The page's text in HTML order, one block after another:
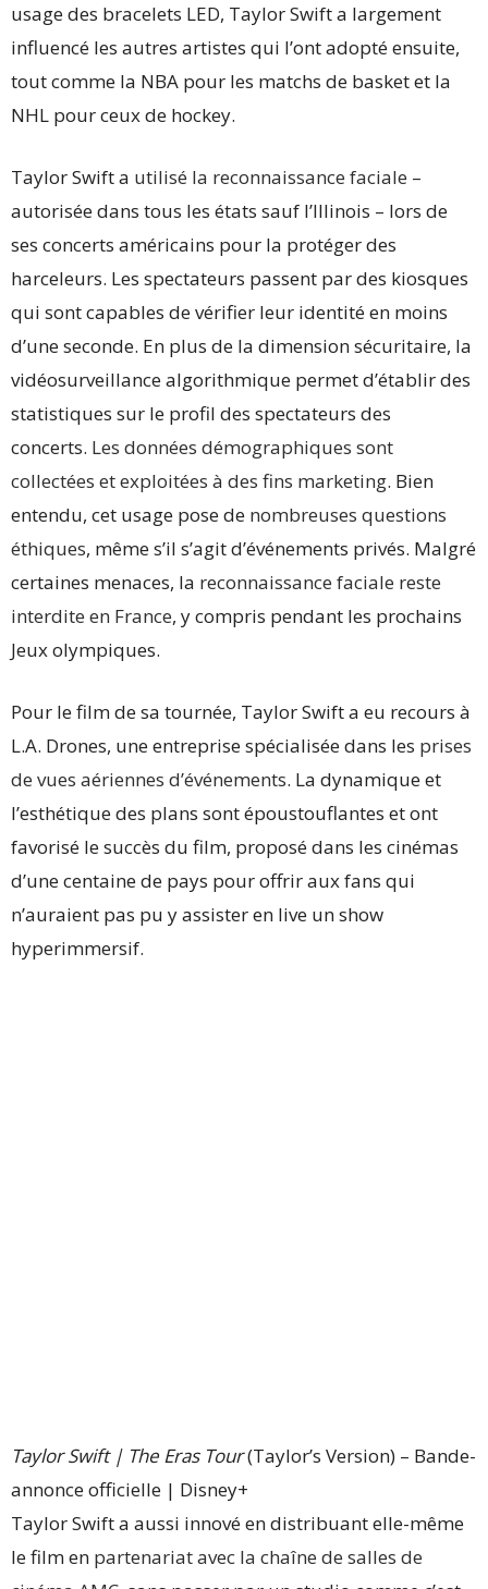
usage des bracelets LED, Taylor Swift a largement
influencé les autres artistes qui l’ont adopté ensuite,
tout comme la NBA pour les matchs de basket et la
NHL pour ceux de hockey.
Taylor Swift a utilisé la reconnaissance faciale –
autorisée dans tous les états sauf l’Illinois – lors de
ses concerts américains pour la protéger des
harceleurs. Les spectateurs passent par des kiosques
qui sont capables de vérifier leur identité en moins
d’une seconde. En plus de la dimension sécuritaire, la
vidéosurveillance algorithmique permet d’établir des
statistiques sur le profil des spectateurs des
concerts. Les données démographiques sont
collectées et exploitées à des fins marketing. Bien
entendu, cet usage pose de nombreuses questions
éthiques, même s’il s’agit d’événements privés. Malgré
certaines menaces, la reconnaissance faciale reste
interdite en France, y compris pendant les prochains
Jeux olympiques.
Pour le film de sa tournée, Taylor Swift a eu recours à
L.A. Drones, une entreprise spécialisée dans les prises
de vues aériennes d’événements. La dynamique et
l’esthétique des plans sont époustouflantes et ont
favorisé le succès du film, proposé dans les cinémas
d’une centaine de pays pour offrir aux fans qui
n’auraient pas pu y assister en live un show
hyperimmersif.
Taylor Swift | The Eras Tour(Taylor’s Version) – Bande-
annonce officielle | Disney+
Taylor Swift a aussi innové en distribuant elle-même
le film en partenariat avec la chaîne de salles de